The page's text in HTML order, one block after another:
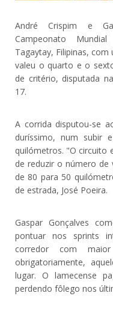
André Crispim e
Campeonato
Tagaytay, Filipinas,
valeu o quarto e o
de critério, disputada
17.
A corrida disputou-se
duríssimo, num subir
quilómetros. "O circuito
de reduzir o número de
de 80 para 50
de estrada, José Poeira.
Gaspar Gonçalves
pontuar nos sprints
corredor com
obrigatoriamente,
lugar. O lamecense
perdendo fôlego nos